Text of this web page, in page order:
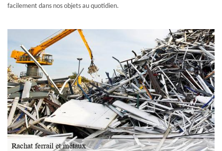
facilement dans nos objets au quotidien.